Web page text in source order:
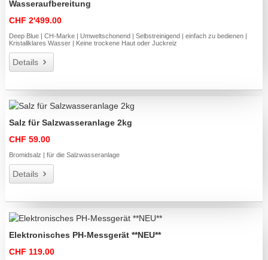
Wasseraufbereitung
CHF 2'499.00
Deep Blue | CH-Marke | Umweltschonend | Selbstreinigend | einfach zu bedienen |
Kristallklares Wasser | Keine trockene Haut oder Juckreiz
Details
Salz für Salzwasseranlage 2kg
CHF 59.00
Bromidsalz | für die Salzwasseranlage
Details
Elektronisches PH-Messgerät **NEU**
CHF 119.00